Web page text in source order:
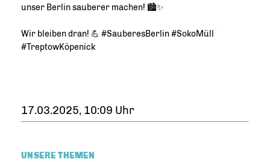
unser Berlin sauberer machen! 🏙️✨
Wir bleiben dran! 💪 #SauberesBerlin #SokoMüll
#TreptowKöpenick
17.03.2025, 10:09 Uhr
UNSERE THEMEN